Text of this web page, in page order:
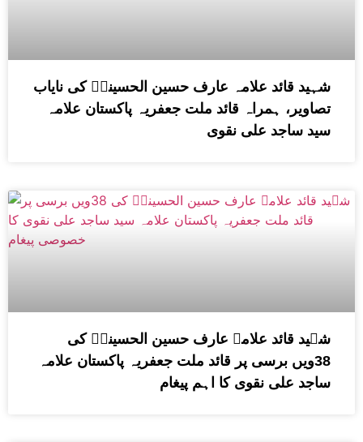
شہید قائد علامہ عارف حسین الحسینیؒ کی نایاب
تصاویر، ہمراہ قائد ملت جعفریہ پاکستان علامہ
سید ساجد علی نقوی
شہید قائد علامہ عارف حسین الحسینیؒ کی
38ویں برسی پر قائد ملت جعفریہ پاکستان علامہ
ساجد علی نقوی کا اہم پیغام